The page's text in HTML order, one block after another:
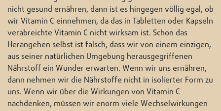
nicht gesund ernähren, dann ist es hingegen völlig egal, ob
wir Vitamin C einnehmen, da das in Tabletten oder Kapseln
verabreichte Vitamin C nicht wirksam ist. Schon das
Herangehen selbst ist falsch, dass wir von einem einzigen,
aus seiner natürlichen Umgebung herausgegriffenen
Nährstoff ein Wunder erwarten. Wenn wir uns ernähren,
dann nehmen wir die Nährstoffe nicht in isolierter Form zu
uns. Wenn wir über die Wirkungen von Vitamin C
nachdenken, müssen wir enorm viele Wechselwirkungen